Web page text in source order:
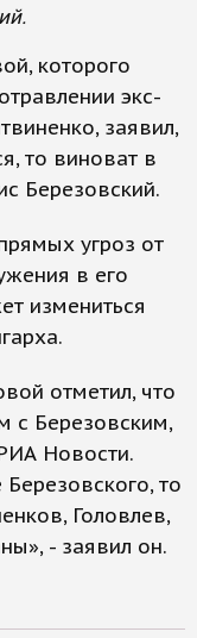
которого
экс-
заявил,
то виноват в
Березовский.
угроз от
в его
измениться
отметил, что
с Березовским,
Новости.
то
Головлев,
- заявил он.